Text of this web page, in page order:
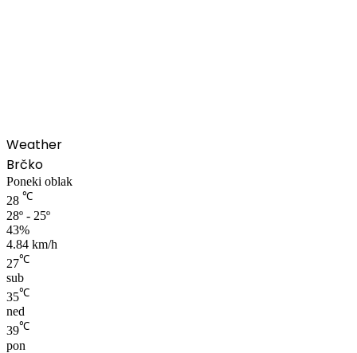
Weather
Brčko
Poneki oblak
28 ℃
28º - 25º
43%
4.84 km/h
27℃
sub
35℃
ned
39℃
pon